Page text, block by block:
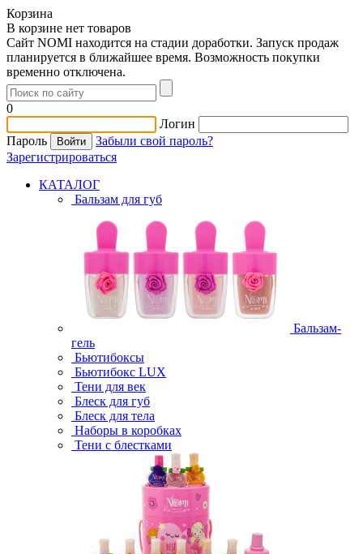
Корзина
В корзине нет товаров
Сайт NOMI находится на стадии доработки. Запуск продаж
планируется в ближайшее время. Возможность покупки
временно отключена.
0
Логин
Пароль
Забыли свой пароль?
Зарегистрироваться
КАТАЛОГ
Бальзам для губ
Бальзам-
гель
Бьютибоксы
Бьютибокс LUX
Тени для век
Блеск для губ
Блеск для тела
Наборы в коробках
Тени с блестками